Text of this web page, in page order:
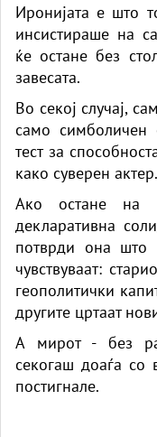
Иронијата е што
инсистираше на
ќе остане без
завесата.
Во секој случај,
само симболичен
тест за
како суверен актер.
Ако остане на
декларативна
потврди она што
чувствуваат:
геополитички
другите цртаат
А мирот - без
секогаш доаѓа со
постигнале.